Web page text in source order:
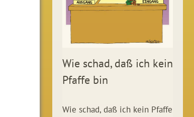
Wie schad, daß ich kein
Pfaffe bin
Wie schad, daß ich kein Pfaffe